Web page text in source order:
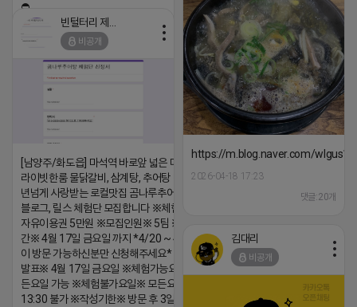
⛔️
2026-04-18 17:23
https://m.blog.naver.com/
2026-04-18 17:23
댓글:20개
비공개
[남양주/화도읍] 마석역 바로앞 넓은 매장과, 프
라이빗한룸 물닭갈비, 삼계탕, 추어탕 맛집 10
년넘게 사랑받는 로컬맛집 곰나루추어탕에서
블로그, 릴스 체험단 모집합니다 ※체험메뉴※
자유이용권 5만원 ※모집인원※ 5팀 ※모집기
간※ 4월 17일 금요일 까지 *4/20 ~ 4/26 사
이 방문 가능하신분만 신청해주세요* ※체험단
발표※ 4월 17일 금요일 ※체험가능요일※ 모
든요일 가능 ※체험불가요일※ 모든요일 12 ~
13:30 불가 ※작성기한※ 방문 후 3일 이내 ※
김대리
비공개